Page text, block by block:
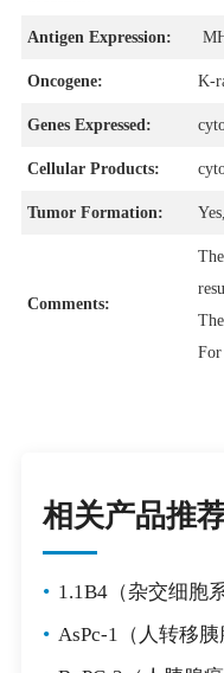
Antigen Expression:
Oncogene: K-
Genes Expressed:
Cellular Products:
Tumor Formation:
Comments:
For
相关产品推
• 1.1B4（杂交细胞系1.1B4通过用人胰
• AsPc-1（人转移胰